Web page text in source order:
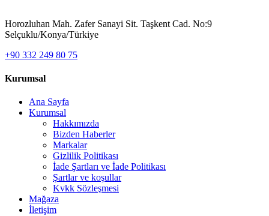
Horozluhan Mah. Zafer Sanayi Sit. Taşkent Cad. No:9
Selçuklu/Konya/Türkiye
+90 332 249 80 75
Kurumsal
Ana Sayfa
Kurumsal
Hakkımızda
Bizden Haberler
Markalar
Gizlilik Politikası
İade Şartları ve İade Politikası
Şartlar ve koşullar
Kvkk Sözleşmesi
Mağaza
İletişim